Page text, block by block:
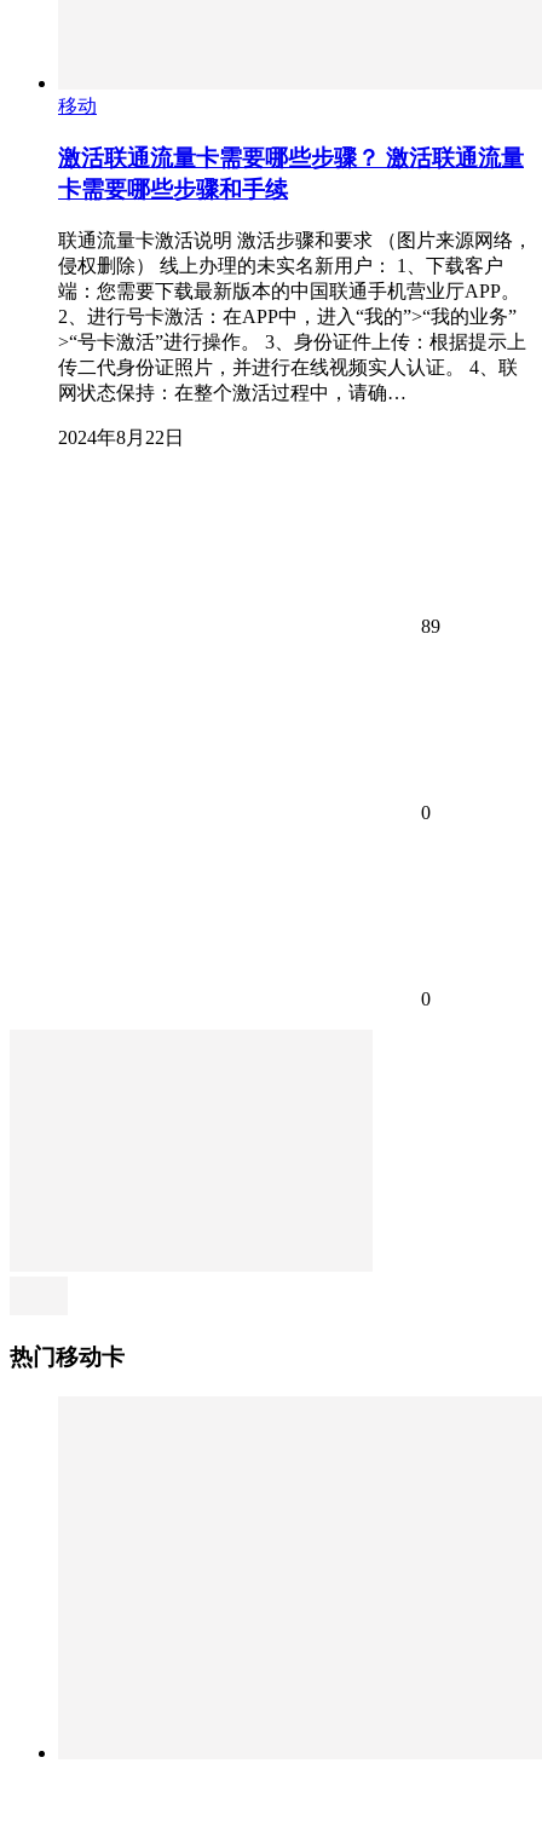
移动
激活联通流量卡需要哪些步骤？ 激活联通流量
卡需要哪些步骤和手续
联通流量卡激活说明 激活步骤和要求 （图片来源网络，
侵权删除） 线上办理的未实名新用户： 1、下载客户
端：您需要下载最新版本的中国联通手机营业厅APP。
2、进行号卡激活：在APP中，进入“我的”>“我的业务”
>“号卡激活”进行操作。 3、身份证件上传：根据提示上
传二代身份证照片，并进行在线视频实人认证。 4、联
网状态保持：在整个激活过程中，请确…
2024年8月22日
89
0
0
热门移动卡